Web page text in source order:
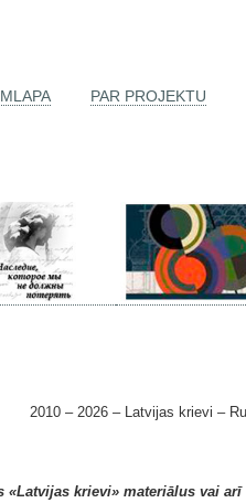
PAR PROJEKTU
2010 – 2026 – Latvijas krievi –
«Latvijas krievi» materiālus vai